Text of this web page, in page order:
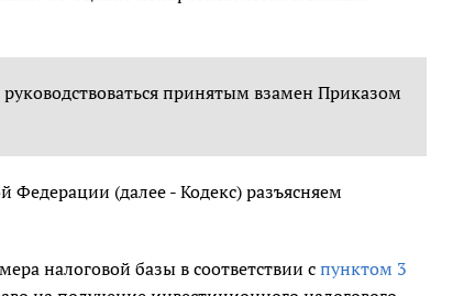
руководствоваться принятым взамен Приказом
Федерации (далее - Кодекс) разъясняем
налоговой базы в соответствии с пунктом 3